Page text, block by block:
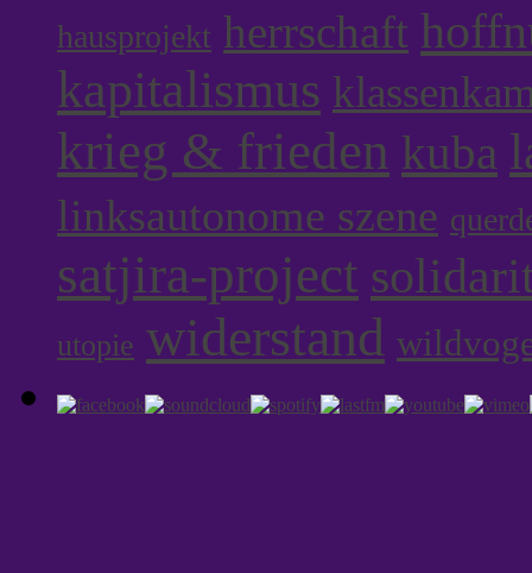
hausprojekt herrschaft
kapitalismus
krieg & frieden kuba
linksautonome szene
satjira-project
utopie widerstand